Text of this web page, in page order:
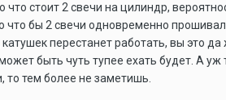
что стоит 2 свечи на цилиндр,
что бы 2 свечи одновременно
перестанет работать, вы это
быть чуть тупее ехать будет. А
то тем более не заметишь.